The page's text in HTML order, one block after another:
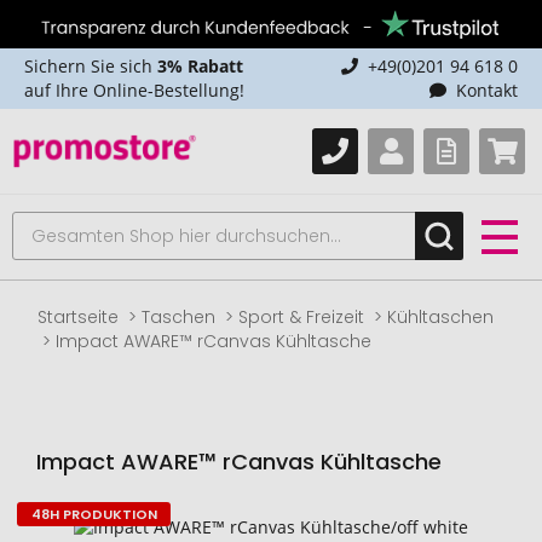
Sichern Sie sich 3% Rabatt
auf Ihre Online-Bestellung!
+49(0)201 94 618 0
Kontakt
Startseite Taschen Sport & Freizeit
Kühltaschen
Impact AWARE™ rCanvas Kühltasche
Impact AWARE™ rCanvas Kühltasche
Zum
48H PRODUKTION